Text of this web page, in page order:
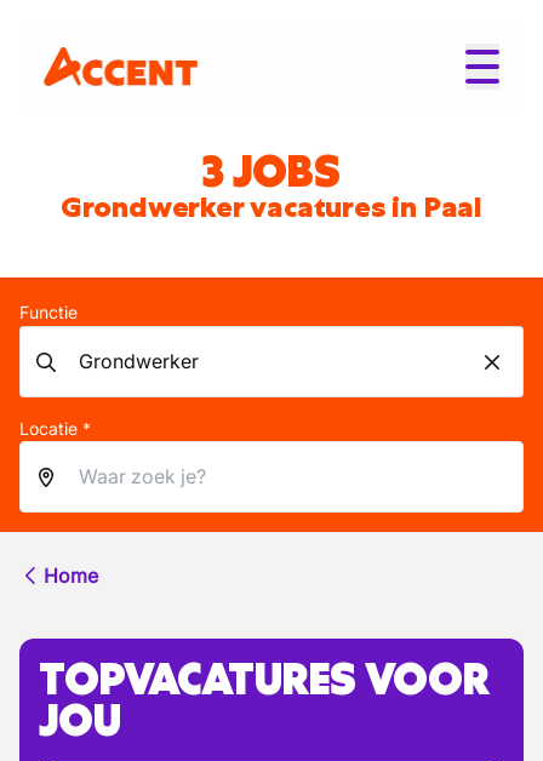
3 JOBS
Grondwerker vacatures in Paal
Functie
Locatie *
Home
TOPVACATURES VOOR
JOU